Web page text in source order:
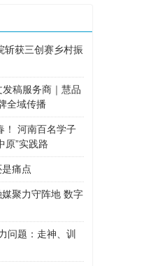
斩获三创赛乡村振
稿服务商｜慧品
全域传播
！ 河南百名学子
原”实践路
是痛点
聚力守阵地 数字
问题：走神、训